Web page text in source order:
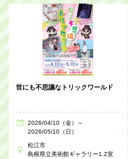
世にも不思議なトリックワールド
2026/04/10（金）～
2026/05/10（日）
松江市
島根県立美術館ギャラリー1.2室